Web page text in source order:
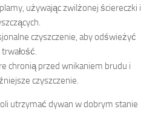
używając zwilżonej ściereczki i
czyszczenie, aby odświeżyć
chronią przed wnikaniem brudu i
czyszczenie.
utrzymać dywan w dobrym stanie